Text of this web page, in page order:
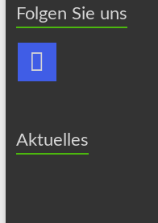
Folgen Sie uns
Aktuelles